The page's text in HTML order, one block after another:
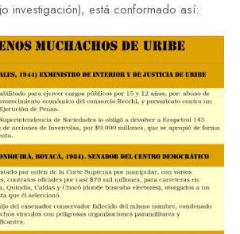
investigación), está conformado así: